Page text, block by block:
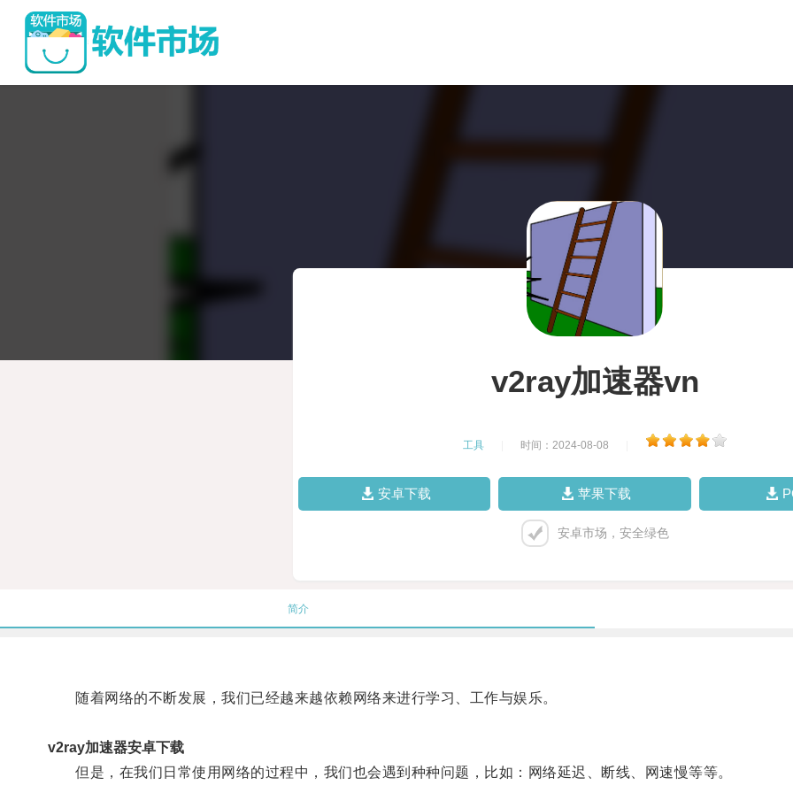
v2ray加速器vn
工具 时间：2024-08-08
安卓下载 苹果下载
安卓市场，安全绿色
简介
随着网络的不断发展，我们已经越来越依赖网络来进行学习、工作与娱乐。
v2ray加速器安卓下载
但是，在我们日常使用网络的过程中，我们也会遇到种种问题，比如：网络延迟、断线、网速慢等等。